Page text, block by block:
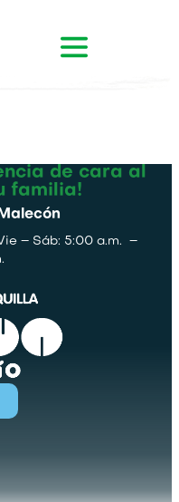
de cara al
familia!
– Sáb: 5:00 a.m. –